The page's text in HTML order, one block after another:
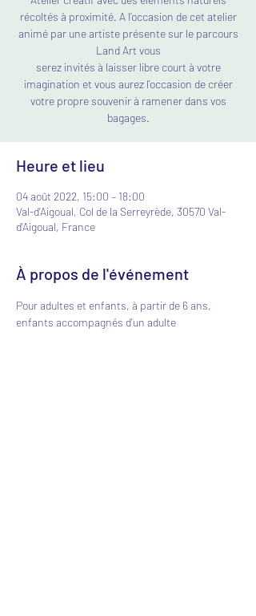
récoltés à proximité. A l’occasion de cet atelier
animé par une artiste présente sur le parcours
Land Art vous
serez invités à laisser libre court à votre
imagination et vous aurez l’occasion de créer
votre propre souvenir à ramener dans vos
bagages.
Heure et lieu
04 août 2022, 15:00 – 18:00
Val-d'Aigoual, Col de la Serreyrède, 30570 Val-
d'Aigoual, France
À propos de l'événement
Pour adultes et enfants, à partir de 6 ans,
enfants accompagnés d’un adulte